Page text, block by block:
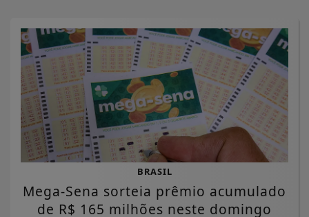
BRASIL
Mega-Sena sorteia prêmio acumulado
de R$ 165 milhões neste domingo